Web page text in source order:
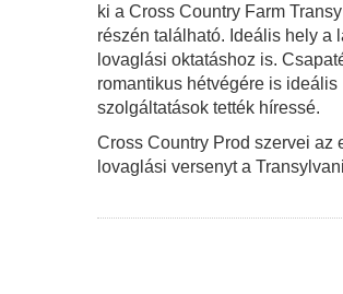
ki a Cross Country Farm
részén található. Ideális hely a
lovaglási oktatáshoz is.
romantikus hétvégére is
szolgáltatások tették híressé.
Cross Country Prod szervei az
lovaglási versenyt a